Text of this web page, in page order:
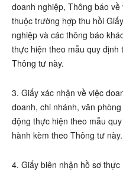
doanh nghiệp, Thông báo
thuộc trường hợp thu hồi
nghiệp và các thông báo
thực hiện theo mẫu quy định
Thông tư này.
3. Giấy xác nhận về việc
doanh, chi nhánh, văn
động thực hiện theo mẫu
hành kèm theo Thông tư này.
4. Giấy biên nhận hồ sơ